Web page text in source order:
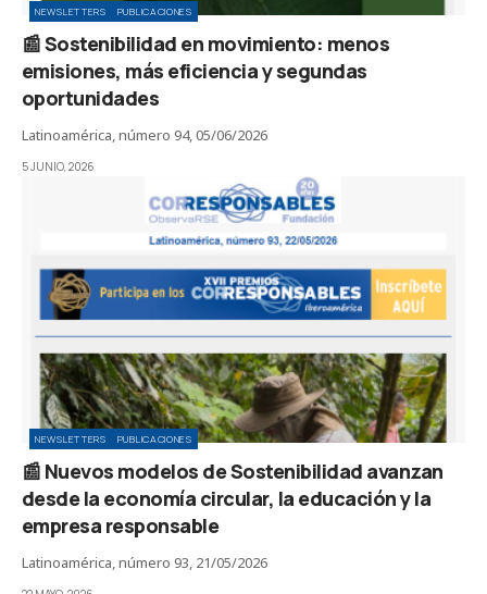
NEWSLETTERS PUBLICACIONES
📰 Sostenibilidad en movimiento: menos
emisiones, más eficiencia y segundas
oportunidades
Latinoamérica, número 94, 05/06/2026
5 JUNIO, 2026
NEWSLETTERS PUBLICACIONES
📰 Nuevos modelos de Sostenibilidad avanzan
desde la economía circular, la educación y la
empresa responsable
Latinoamérica, número 93, 21/05/2026